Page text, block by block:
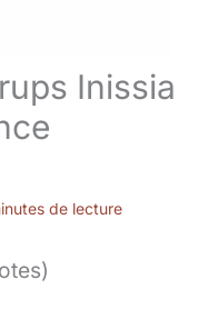
Inissia
de lecture